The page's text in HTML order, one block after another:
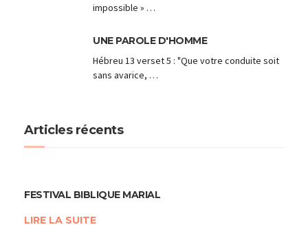
impossible » …
UNE PAROLE D'HOMME
Hébreu 13 verset 5 : "Que votre conduite soit
sans avarice, …
Articles récents
FESTIVAL BIBLIQUE MARIAL
LIRE LA SUITE